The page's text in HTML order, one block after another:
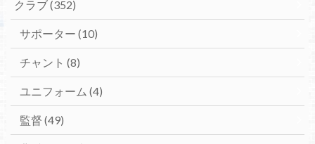
クラブ(352)
サポーター (10)
チャント (8)
ユニフォーム (4)
監督 (49)